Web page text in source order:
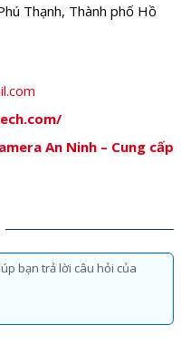
Thạnh, Thành phố Hồ
An Ninh – Cung cấp